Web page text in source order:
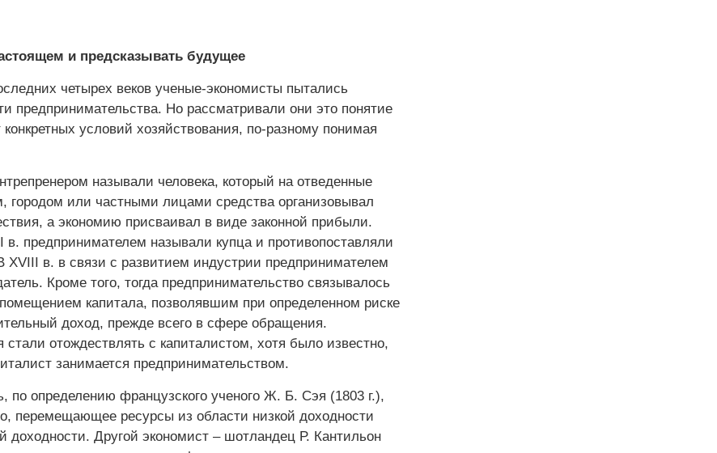
и предсказывать будущее
четырех веков ученые-экономисты пытались
предпринимательства. Но рассматривали они это понятие
условий хозяйствования, по-разному понимая
называли человека, который на отведенные
городом или частными лицами средства организовывал
а экономию присваивал в виде законной прибыли.
в. предпринимателем называли купца и противопоставляли
ХVIII в. в связи с развитием индустрии предпринимателем
Кроме того, тогда предпринимательство связывалось
капитала, позволявшим при определенном риске
доход, прежде всего в сфере обращения.
стали отождествлять с капиталистом, хотя было известно,
занимается предпринимательством.
по определению французского ученого Ж. Б. Сэя (1803 г.),
перемещающее ресурсы из области низкой доходности
доходности. Другой экономист – шотландец Р. Кантильон